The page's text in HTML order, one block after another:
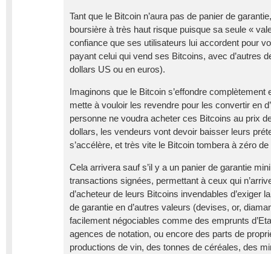
Tant que le Bitcoin n’aura pas de panier de
boursière à très haut risque puisque sa seule «
confiance que ses utilisateurs lui accordent pour
payant celui qui vend ses Bitcoins, avec d’autres
dollars US ou en euros).
Imaginons que le Bitcoin s’effondre complètement
mette à vouloir les revendre pour les convertir en
personne ne voudra acheter ces Bitcoins au prix
dollars, les vendeurs vont devoir baisser leurs
s’accélère, et très vite le Bitcoin tombera à zéro
Cela arrivera sauf s’il y a un panier de garantie
transactions signées, permettant à ceux qui
d’acheteur de leurs Bitcoins invendables d’exiger
de garantie en d’autres valeurs (devises, or,
facilement négociables comme des emprunts
agences de notation, ou encore des parts de
productions de vin, des tonnes de céréales, des